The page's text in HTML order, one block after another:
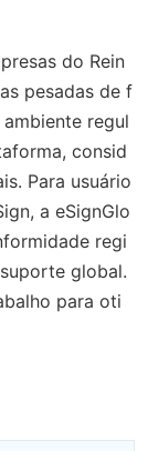
do Rein
pesadas de f
regul
consid
Para usuário
a eSignGlo
regi
global.
para oti